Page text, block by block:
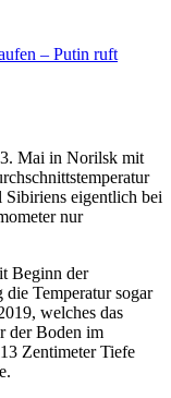
– Putin ruft
Mai in Norilsk mit
Sibiriens eigentlich bei
nur
Beginn der
Temperatur sogar
welches das
der Boden im
Zentimeter Tiefe